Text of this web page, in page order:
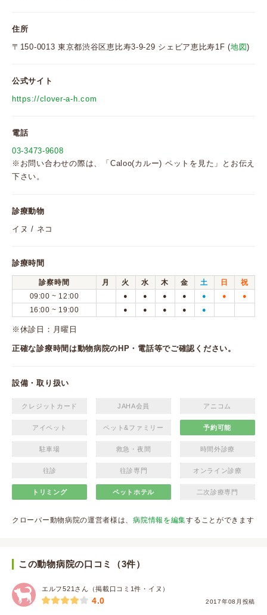
住所
〒150-0013 東京都渋谷区恵比寿3-9-29 シェビア恵比寿1F (地図)
公式サイト
https://clover-a-h.com
電話
03-3473-9608
※お問い合わせの際は、「Caloo(カルー) ペットを見た」とお伝え
下さい。
診療動物
イヌ / ネコ
診療時間
診察時間 月 火 水 木 金 土 日
祝
09:00 ~ 12:00
● ● ● ● ● ● ●
16:00 ~ 19:00 ● ● ● ● ●
※休診日：月曜日
正確な診療時間は動物病院のHP・電話等でご確認ください。
設備・取り扱い
クレジットカード JAHA会員 アニコム
アイペット ペット&ファミリー 予約可能
駐車場 救急・夜間 時間外診療
往診 往診専門 オンライン診療
トリミング ペットホテル 二次診療専門
クローバー動物病院の運営者様は、病院情報を編集することができます
この動物病院の口コミ（3件）
エルフ521さん（掲載口コミ1件・イヌ）
2017年08月投稿
4.0